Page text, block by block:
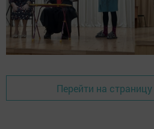
Перейти на